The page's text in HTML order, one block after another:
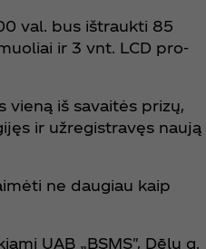
val. bus ištraukti 85
ir 3 vnt. LCD pro-
vieną iš savaitės prizų,
ir užregistravęs naują
ne daugiau kaip
UAB „BSMS", Dēļu g.